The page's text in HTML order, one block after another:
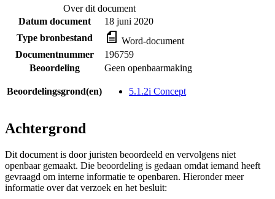
Over dit document
Datum document
18 juni 2020
Type bronbestand
Word-document
Documentnummer
196759
Beoordeling
Geen openbaarmaking
Beoordelingsgrond(en) 5.1.2i Concept
Achtergrond
Dit document is door juristen beoordeeld en vervolgens niet
openbaar gemaakt. Die beoordeling is gedaan omdat iemand heeft
gevraagd om interne informatie te openbaren. Hieronder meer
informatie over dat verzoek en het besluit: